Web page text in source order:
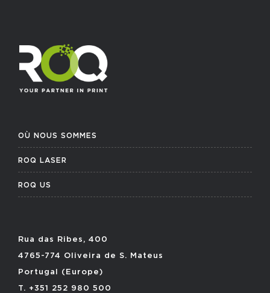
OÙ NOUS SOMMES
ROQ LASER
ROQ US
Rua das Ribes, 400
4765-774 Oliveira de S. Mateus
Portugal (Europe)
T. +351 252 980 500